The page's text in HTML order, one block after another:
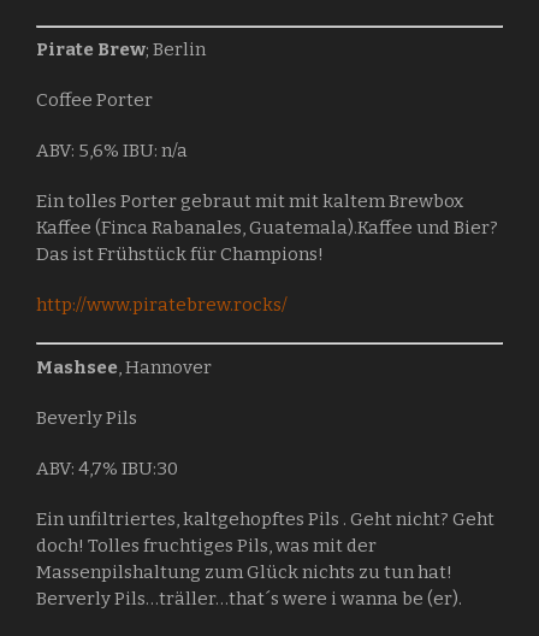
Pirate Brew; Berlin
Coffee Porter
ABV: 5,6% IBU: n/a
Ein tolles Porter gebraut mit mit kaltem Brewbox
Kaffee (Finca Rabanales, Guatemala).Kaffee und Bier?
Das ist Frühstück für Champions!
http://www.piratebrew.rocks/
Mashsee , Hannover
Beverly Pils
ABV: 4,7% IBU:30
Ein unfiltriertes, kaltgehopftes Pils . Geht nicht? Geht
doch! Tolles fruchtiges Pils, was mit der
Massenpilshaltung zum Glück nichts zu tun hat!
Berverly Pils…träller…that´s were i wanna be (er).